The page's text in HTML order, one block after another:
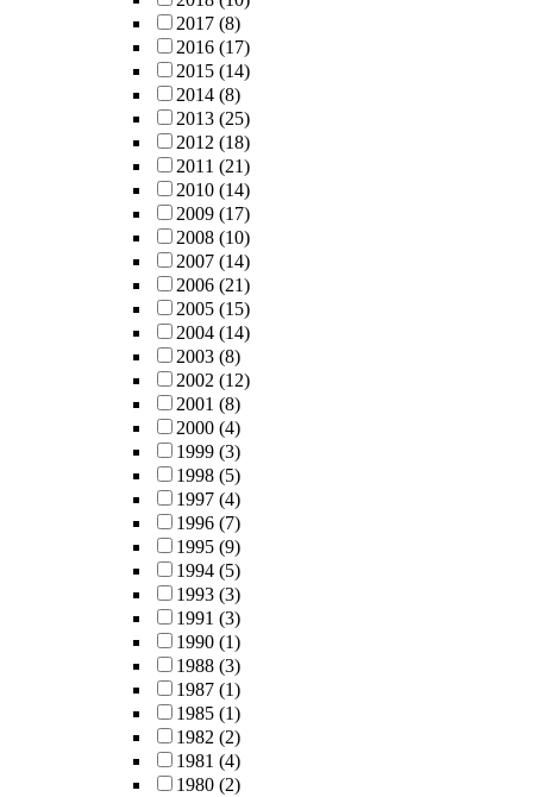
2017 (8)
2016 (17)
2015 (14)
2014 (8)
2013 (25)
2012 (18)
2011 (21)
2010 (14)
2009 (17)
2008 (10)
2007 (14)
2006 (21)
2005 (15)
2004 (14)
2003 (8)
2002 (12)
2001 (8)
2000 (4)
1999 (3)
1998 (5)
1997 (4)
1996 (7)
1995 (9)
1994 (5)
1993 (3)
1991 (3)
1990 (1)
1988 (3)
1987 (1)
1985 (1)
1982 (2)
1981 (4)
1980 (2)